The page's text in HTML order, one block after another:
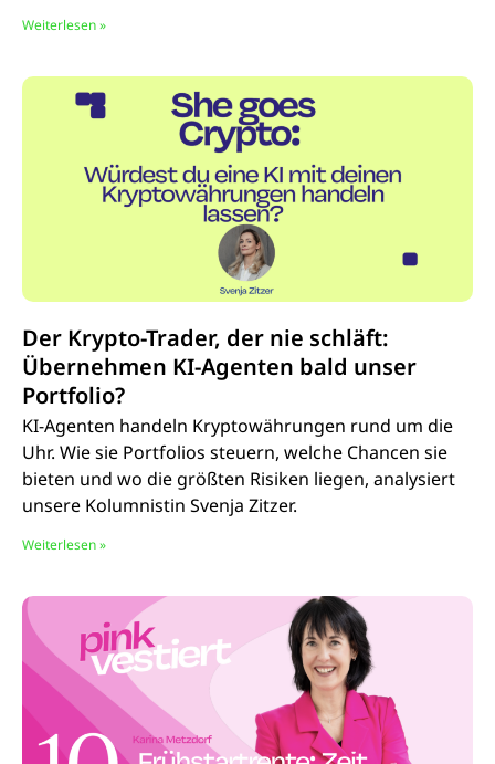
Weiterlesen »
Der Krypto-Trader, der nie schläft:
Übernehmen KI-Agenten bald unser
Portfolio?
KI-Agenten handeln Kryptowährungen rund um die
Uhr. Wie sie Portfolios steuern, welche Chancen sie
bieten und wo die größten Risiken liegen, analysiert
unsere Kolumnistin Svenja Zitzer.
Weiterlesen »